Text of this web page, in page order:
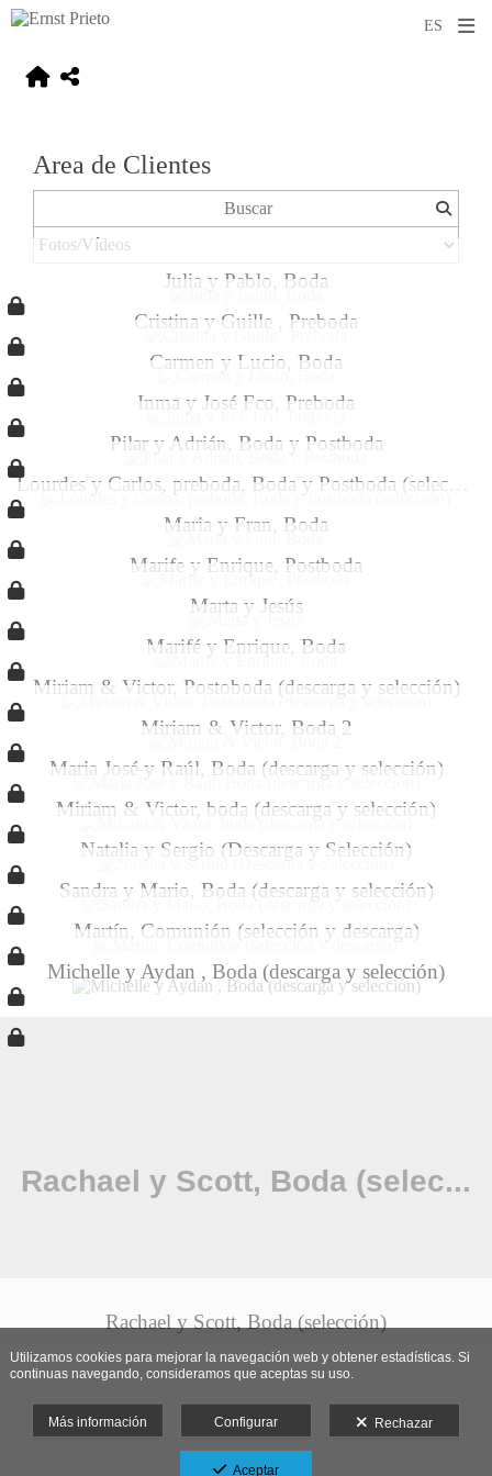
Area de Clientes
Julia y Pablo, Boda
Cristina y Guille , Preboda
Carmen y Lucio, Boda
Inma y José Fco, Preboda
Pilar y Adrián, Boda y Postboda
Maria y Fran, Boda
Marife y Enrique, Postboda
Marta y Jesús
Marifé y Enrique, Boda
Miriam & Victor, Postoboda (descarga y selección)
Miriam & Victor, Boda 2
Maria José y Raúl, Boda (descarga y selección)
Miriam & Victor, boda (descarga y selección)
Natalia y Sergio (Descarga y Selección)
Sandra y Mario, Boda (descarga y selección)
Martín, Comunión (selección y descarga)
Michelle y Aydan , Boda (descarga y selección)
Rachael y Scott, Boda (selección)
Utilizamos cookies para mejorar la navegación web y obtener estadísticas. Si
continuas navegando, consideramos que aceptas su uso.
Más información Configurar Rechazar
Aceptar